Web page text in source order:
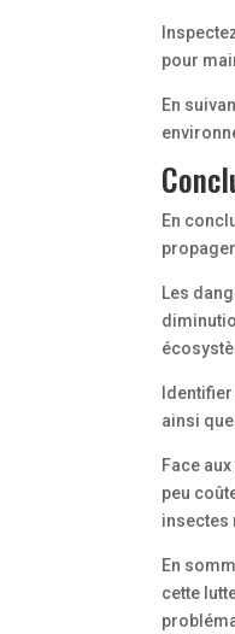
pour
En
En
Les
ainsi
Face
peu
insectes
En
cette